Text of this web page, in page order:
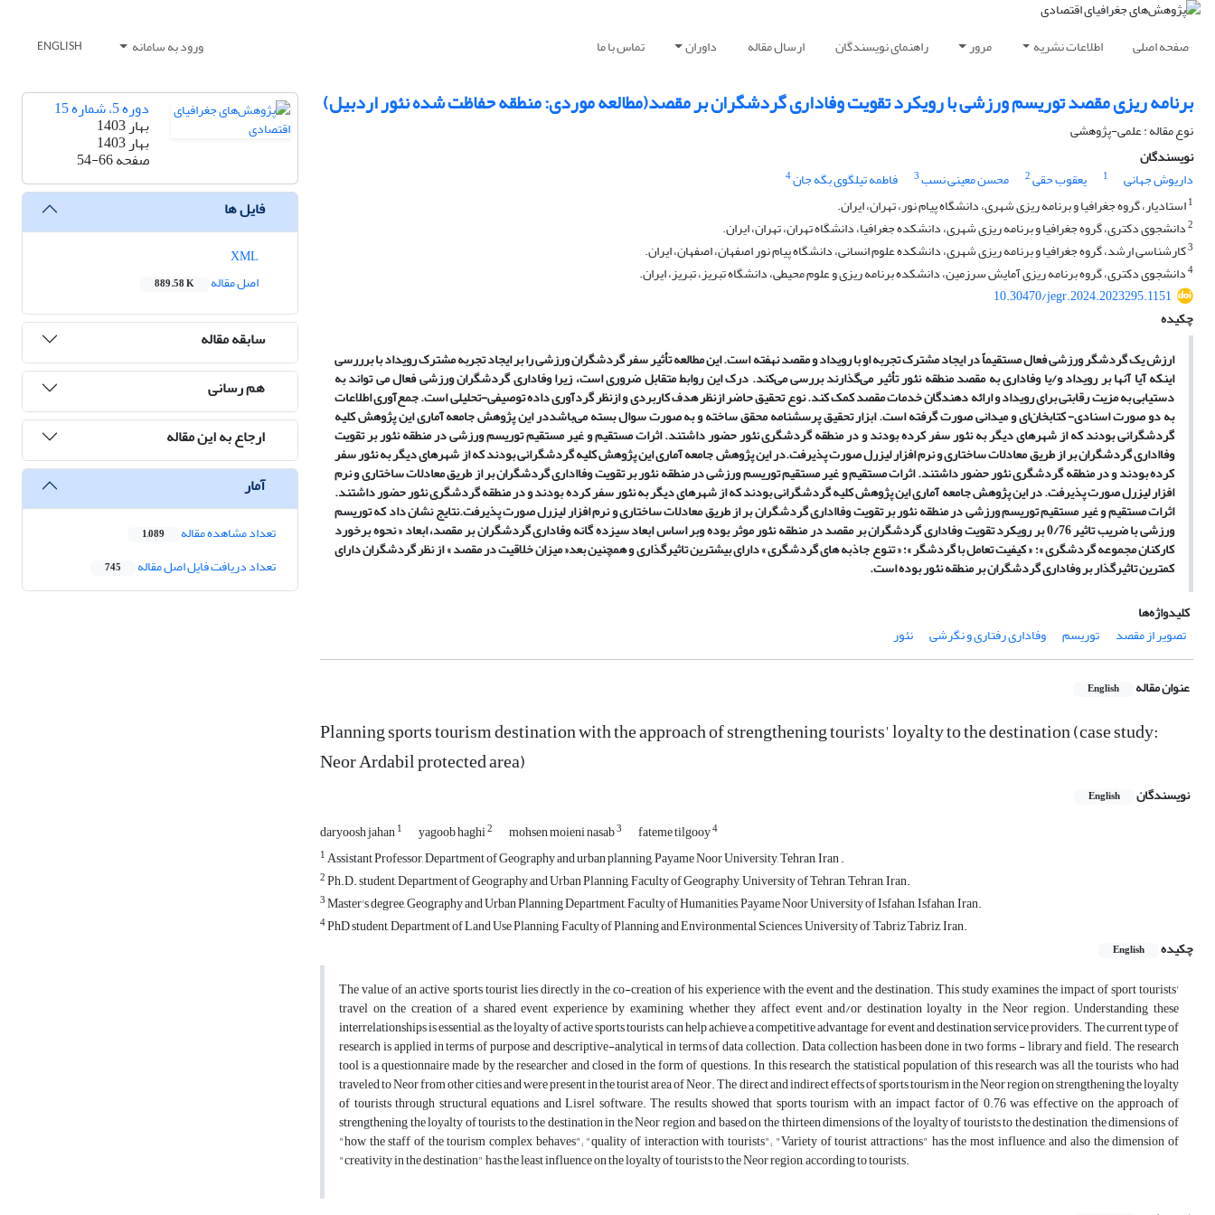
صفحه اصلی اطلاعات نشریه مرور راهنمای نویسندگان ارسال مقاله داوران تماس با ما ورود به سامانه ENGLISH
برنامه ریزی مقصد توریسم ورزشی با رویکرد تقویت وفاداری گردشگران بر مقصد(مطالعه موردی: منطقه حفاظت شده نئور اردبیل)
نوع مقاله : علمی-پژوهشی
نویسندگان
داریوش جهانی
1 یعقوب حقی2 محسن معینی نسب3 فاطمه تیلگوی بگه جان4
1استادیار، گروه جغرافیا و برنامه ریزی شهری، دانشگاه پیام نور، تهران، ایران.
2دانشجوی دکتری، گروه جغرافیا و برنامه ریزی شهری، دانشکده جغرافیا، دانشگاه تهران، تهران، ایران.
3کارشناسی ارشد، گروه جغرافیا و برنامه ریزی شهری، دانشکده علوم انسانی، دانشگاه پیام نور اصفهان، اصفهان، ایران.
4دانشجوی دکتری، گروه برنامه ریزی آمایش سرزمین، دانشکده برنامه ریزی و علوم محیطی، دانشگاه تبریز، تبریز، ایران.
10.30470/jegr.2024.2023295.1151
چکیده
ارزش یک گردشگر ورزشی فعال مستقیماً در ایجاد مشترک تجربه او با رویداد و مقصد نهفته است. این مطالعه تأثیر سفر گردشگران ورزشی را بر ایجاد تجربه مشترک رویداد با برررسی
اینکه آیا آنها بر رویداد و/یا وفاداری به مقصد منطقه نئور تأثیر می‌گذارند بررسی می‌کند. درک این روابط متقابل ضروری است، زیرا وفاداری گردشگران ورزشی فعال می تواند به
دستیابی به مزیت رقابتی برای رویداد و ارائه دهندگان خدمات مقصد کمک کند. نوع تحقیق حاضر ازنظر هدف کاربردی و ازنظر گرد‌آوری داده توصیفی-تحلیلی است. جمع‌آوری اطلاعات
به دو صورت اسنادی- کتابخان‌ای و میدانی صورت گرفته است. ابزار تحقیق پرسشنامه محقق ساخته و به صورت سوال بسته می‌باشددر این پژوهش جامعه آماری این پژوهش کلیه
گردشگرانی بودند که از شهرهای دیگر به نئور سفر کرده بودند و در منطقه گردشگری نئور حضور داشتند. اثرات مستقیم و غیر مستقیم توریسم ورزشی در منطقه نئور بر تقویت
وفااداری گردشگران بر از طریق معادلات ساختاری و نرم افزار لیزرل صورت پذیرفت.در این پژوهش جامعه آماری این پژوهش کلیه گردشگرانی بودند که از شهرهای دیگر به نئور سفر
کرده بودند و در منطقه گردشگری نئور حضور داشتند. اثرات مستقیم و غیر مستقیم توریسم ورزشی در منطقه نئور بر تقویت وفااداری گردشگران بر از طریق معادلات ساختاری و نرم
افزار لیزرل صورت پذیرفت. در این پژوهش جامعه آماری این پژوهش کلیه گردشگرانی بودند که از شهرهای دیگر به نئور سفر کرده بودند و در منطقه گردشگری نئور حضور داشتند.
اثرات مستقیم و غیر مستقیم توریسم ورزشی در منطقه نئور بر تقویت وفااداری گردشگران بر از طریق معادلات ساختاری و نرم افزار لیزرل صورت پذیرفت.نتایج نشان داد که توریسم
ورزشی با ضریب تاثیر 0/76 بر رویکرد تقویت وفاداری گردشگران بر مقصد در منطقه نئور موثر بوده وبر اساس ابعاد سیزده گانه وفاداری گردشگران بر مقصد، ابعاد « نحوه برخورد
کارکنان مجموعه گردشگری »؛ « کیفیت تعامل با گردشگر »؛ « تنوع جاذبه های گردشگری » دارای بیشترین تاثیرگذاری و همچنین بعد« میزان خلاقیت در مقصد » از نظر گردشگران دارای
کمترین تاثیرگذار بر وفاداری گردشگران بر منطقه نئور بوده است.
کلیدواژه‌ها
تصویر از مقصد
توریسم وفاداری رفتاری و نگرشی نئور
عنوان مقاله English
Planning sports tourism destination with the approach of strengthening tourists' loyalty to the destination (case study:
Neor Ardabil protected area)
نویسندگان English
daryoosh jahan1 yagoob haghi2 mohsen moieni nasab3 fateme tilgooy4
1Assistant Professor, Department of Geography and urban planning, Payame Noor University, Tehran, Iran .
2Ph.D. student, Department of Geography and Urban Planning, Faculty of Geography, University of Tehran, Tehran, Iran.
3Master's degree, Geography and Urban Planning Department, Faculty of Humanities, Payame Noor University of Isfahan, Isfahan, Iran.
4PhD student, Department of Land Use Planning, Faculty of Planning and Environmental Sciences, University of ,Tabriz Tabriz, Iran.
چکیده
English
The value of an active sports tourist lies directly in the co-creation of his experience with the event and the destination. This study examines the impact of sport tourists'
travel on the creation of a shared event experience by examining whether they affect event and/or destination loyalty in the Neor region. Understanding these
interrelationships is essential, as the loyalty of active sports tourists can help achieve a competitive advantage for event and destination service providers. The current type of
research is applied in terms of purpose and descriptive-analytical in terms of data collection. Data collection has been done in two forms - library and field. The research
tool is a questionnaire made by the researcher and closed in the form of questions. In this research, the statistical population of this research was all the tourists who had
traveled to Neor from other cities and were present in the tourist area of Neor. The direct and indirect effects of sports tourism in the Neor region on strengthening the loyalty
of tourists through structural equations and Lisrel software. The results showed that sports tourism with an impact factor of 0.76 was effective on the approach of
strengthening the loyalty of tourists to the destination in the Neor region, and based on the thirteen dimensions of the loyalty of tourists to the destination, the dimensions of
"how the staff of the tourism complex behaves"; "quality of interaction with tourists"; "Variety of tourist attractions" has the most influence, and also the dimension of
"creativity in the destination" has the least influence on the loyalty of tourists to the Neor region, according to tourists.
دوره 5، شماره 15
بهار 1403
بهار 1403
صفحه54-66
فایل ها
اصل مقاله
889.58 K
سابقه مقاله
هم رسانی
ارجاع به این مقاله
آمار
تعداد مشاهده مقاله 1,089
تعداد دریافت فایل اصل مقاله 745